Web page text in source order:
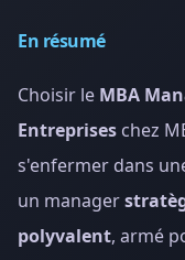
En résumé
Choisir le MBA
Entreprises chez
s'enfermer dans
un manager
polyvalent, armé